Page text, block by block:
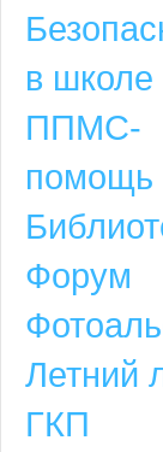
Адрес
6-49,
в школе
ППМС-
помощь
Форум
Летний
ГКП